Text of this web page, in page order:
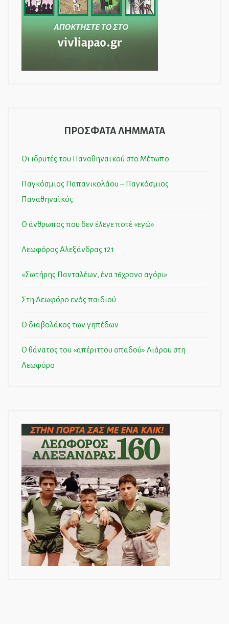
ΠΡΟΣΦΑΤΑ ΛΗΜΜΑΤΑ
Οι ιδρυτές του Παναθηναϊκού στο Μέτωπο
Παγκόσμιος Παπανικολάου – Παγκόσμιος
Παναθηναϊκός
Ο άνθρωπος που δεν έλεγε ποτέ «εγώ»
Λεωφόρος Αλεξάνδρας 121
«Σωτήρης Πανταλέων, ένα 16χρονο αγόρι»
Στη Λεωφόρο ενός παιδιού
Ο διαβολάκος των γηπέδων
Ο θάνατος του «απέριττου οπαδού» Λιάρου στη
Λεωφόρο